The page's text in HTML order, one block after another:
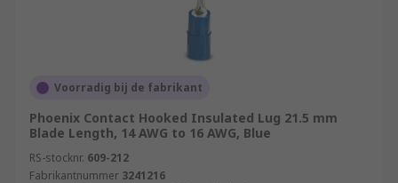
Voorradig bij de fabrikant
Phoenix Contact Hooked Insulated Lug 21.5 mm
Blade Length, 14 AWG to 16 AWG, Blue
RS-stocknr. 609-212
Fabrikantnummer 3241216